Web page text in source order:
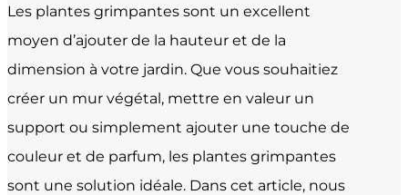
Les plantes grimpantes sont un excellent
moyen d’ajouter de la hauteur et de la
dimension à votre jardin. Que vous souhaitiez
créer un mur végétal, mettre en valeur un
support ou simplement ajouter une touche de
couleur et de parfum, les plantes grimpantes
sont une solution idéale. Dans cet article, nous